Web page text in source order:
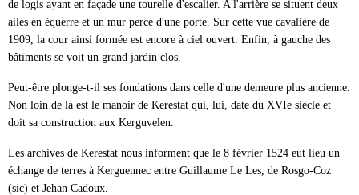
de logis ayant en façade une tourelle d'escalier. A l'arrière se situent deux
ailes en équerre et un mur percé d'une porte. Sur cette vue cavalière de
1909, la cour ainsi formée est encore à ciel ouvert. Enfin, à gauche des
bâtiments se voit un grand jardin clos.
Peut-être plonge-t-il ses fondations dans celle d'une demeure plus ancienne.
Non loin de là est le manoir de Kerestat qui, lui, date du XVIe siècle et
doit sa construction aux Kerguvelen.
Les archives de Kerestat nous informent que le 8 février 1524 eut lieu un
échange de terres à Kerguennec entre Guillaume Le Les, de Rosgo-Coz
(sic) et Jehan Cadoux.